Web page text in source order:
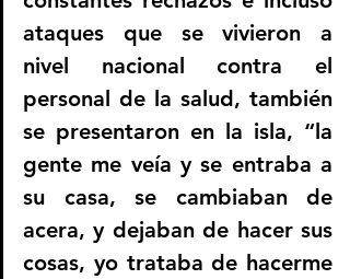
ataques que se vivieron a
nivel nacional contra el
personal de la salud, también
se presentaron en la isla, “la
gente me veía y se entraba a
su casa, se cambiaban de
acera, y dejaban de hacer sus
cosas, yo trataba de hacerme